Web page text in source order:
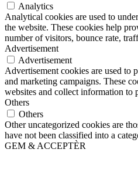
Analytics
Analytical cookies are used to
the website. These cookies help
number of visitors, bounce rate,
Advertisement
Advertisement
Advertisement cookies are used to
and marketing campaigns. These
websites and collect information to
Others
Others
Other uncategorized cookies are
have not been classified into a
GEM & ACCEPTÈR